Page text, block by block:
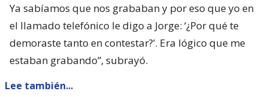
Ya sabíamos que nos grababan y por eso que yo en
el llamado telefónico le digo a Jorge: ‘¿Por qué te
demoraste tanto en contestar?’. Era lógico que me
estaban grabando”, subrayó.
Lee también...